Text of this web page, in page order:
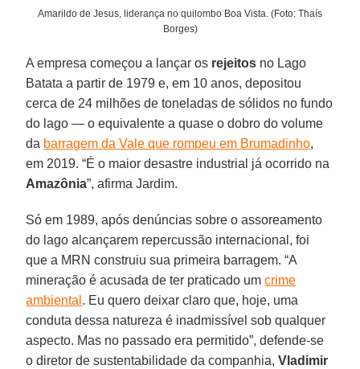
Amarildo de Jesus, liderança no quilombo Boa Vista. (Foto: Thaís
Borges)
A empresa começou a lançar os rejeitos no Lago
Batata a partir de 1979 e, em 10 anos, depositou
cerca de 24 milhões de toneladas de sólidos no fundo
do lago — o equivalente a quase o dobro do volume
da barragem da Vale que rompeu em Brumadinho,
em 2019. “É o maior desastre industrial já ocorrido na
Amazônia”, afirma Jardim.
Só em 1989, após denúncias sobre o assoreamento
do lago alcançarem repercussão internacional, foi
que a MRN construiu sua primeira barragem. “A
mineração é acusada de ter praticado umcrime
ambiental . Eu quero deixar claro que, hoje, uma
conduta dessa natureza é inadmissível sob qualquer
aspecto. Mas no passado era permitido”, defende-se
o diretor de sustentabilidade da companhia,Vladimir